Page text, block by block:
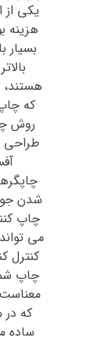
یکی
هزینه
بسیار
که
روش
طراحی
شدن
چاپ
می
کنترل
چاپ
که
ساده